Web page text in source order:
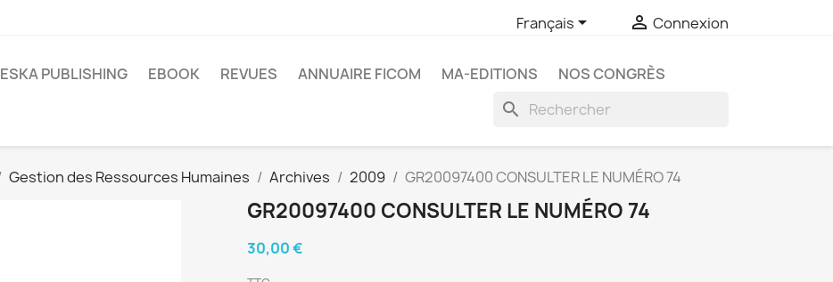
Français  Connexion
ESKA PUBLISHING EBOOK REVUES ANNUAIRE FICOM MA-EDITIONS NOS CONGRÈS
search
Gestion des Ressources Humaines Archives 2009 GR20097400 CONSULTER LE NUMÉRO 74
GR20097400 CONSULTER LE NUMÉRO 74
30,00 €